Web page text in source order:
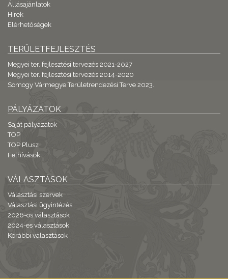
Állásajánlatok
Hírek
Elérhetőségek
TERÜLETFEJLESZTÉS
Megyei ter. fejlesztési tervezés 2021-2027
Megyei ter. fejlesztési tervezés 2014-2020
Somogy Vármegye Területrendezési Terve 2023.
PÁLYÁZATOK
Saját pályázatok
TOP
TOP Plusz
Felhívások
VÁLASZTÁSOK
Választási szervek
Választási ügyintézés
2026-os választások
2024-es választások
Korábbi választások